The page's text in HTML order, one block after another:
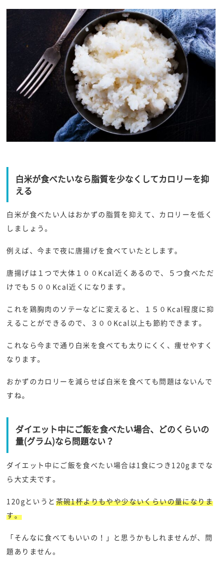
白米が食べたいなら脂質を少なくしてカロリーを抑
える
白米が食べたい人はおかずの脂質を抑えて、カロリーを低く
しましょう。
例えば、今まで夜に唐揚げを食べていたとします。
唐揚げは１つで大体１００Kcal近くあるので、５つ食べただ
けでも５００Kcal近くになります。
これを鶏胸肉のソテーなどに変えると、１５０Kcal程度に抑
えることができるので、３００Kcal以上も節約できます。
これなら今まで通り白米を食べても太りにくく、痩せやすく
なります。
おかずのカロリーを減らせば白米を食べても問題はないんで
すね。
ダイエット中にご飯を食べたい場合、どのくらいの
量(グラム)なら問題ない？
ダイエット中にご飯を食べたい場合は1食につき120gまでな
ら大丈夫です。
120gというと 茶碗1杯よりもやや少ないくらいの量になりま
す。
「そんなに食べてもいいの！」と思うかもしれませんが、問
題ありません。